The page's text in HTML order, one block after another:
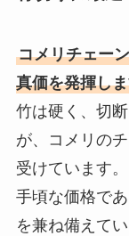
コメリチェー
真価を発揮し
竹は硬く、切
が、コメリの
受けています。
手頃な価格で
を兼ね備えてい